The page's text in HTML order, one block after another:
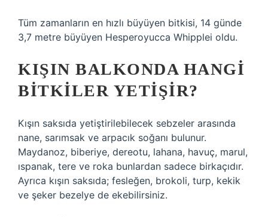
Tüm zamanların en hızlı büyüyen bitkisi, 14 günde
3,7 metre büyüyen Hesperoyucca Whipplei oldu.
KIŞIN BALKONDA HANGI
BITKILER YETIŞIR?
Kışın saksıda yetiştirilebilecek sebzeler arasında
nane, sarımsak ve arpacık soğanı bulunur.
Maydanoz, biberiye, dereotu, lahana, havuç, marul,
ıspanak, tere ve roka bunlardan sadece birkaçıdır.
Ayrıca kışın saksıda; fesleğen, brokoli, turp, kekik
ve şeker bezelye de ekebilirsiniz.